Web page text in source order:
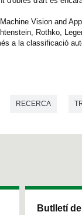
Vision and
Rothko,
a la classificació
RECERCA
Butlletí